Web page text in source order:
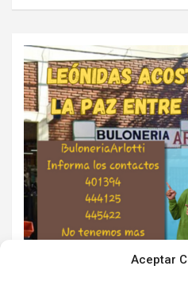
Aceptar